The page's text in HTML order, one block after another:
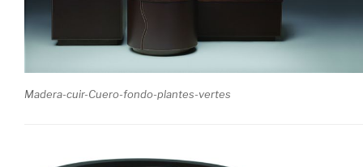
Madera-cuir-Cuero-fondo-plantes-vertes